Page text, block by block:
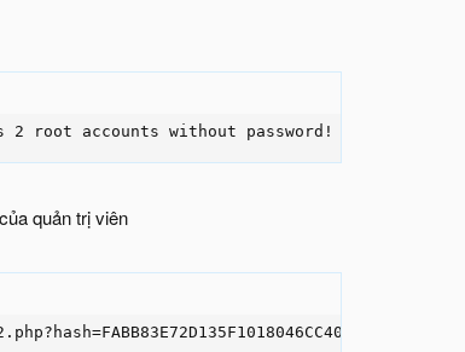
2 root accounts without password!
quản trị viên